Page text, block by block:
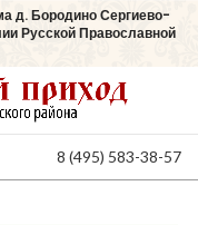
д. Бородино Сергиево-
Русской Православной
8 (495) 583-38-57